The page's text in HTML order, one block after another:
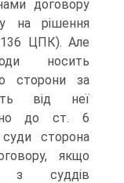
договору
на рішення
ЦПК). Але
носить
сторони за
від неї
до ст. 6
сторона
якщо
з суддів